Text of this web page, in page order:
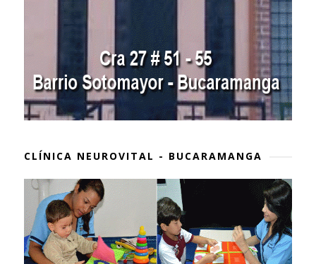
CLÍNICA NEUROVITAL - BUCARAMANGA